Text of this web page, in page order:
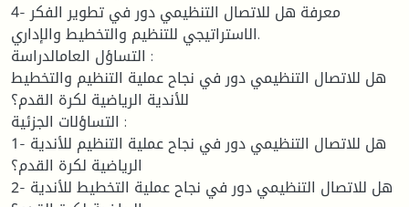
4- معرفة هل للاتصال التنظيمي دور في تطوير الفكر
الاستراتيجي للتنظيم والتخطيط والإداري.
التساؤل العامالدراسة :
هل للاتصال التنظيمي دور في نجاح عملية التنظيم والتخطيط
للأندية الرياضية لكرة القدم؟
التساؤلات الجزئية :
1- هل للاتصال التنظيمي دور في نجاح عملية التنظيم للأندية
الرياضية لكرة القدم؟
2- هل للاتصال التنظيمي دور في نجاح عملية التخطيط للأندية